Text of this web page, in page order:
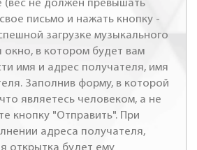
(вес не должен превышать
письмо и нажать кнопку -
загрузке музыкального
окно, в котором будет вам
имя и адрес получателя, имя
Заполнив форму, в которой
являетесь человеком, а не
кнопку "Отправить". При
адреса получателя,
открытка будет ему